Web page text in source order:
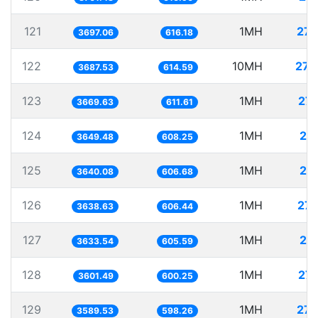
121 3697.06 616.18 1MH
122 3687.53 614.59 10MH
123 3669.63 611.61 1MH
124 3649.48 608.25 1MH
125 3640.08 606.68 1MH
126 3638.63 606.44 1MH
127 3633.54 605.59 1MH
128 3601.49 600.25 1MH
129 3589.53 598.26 1MH